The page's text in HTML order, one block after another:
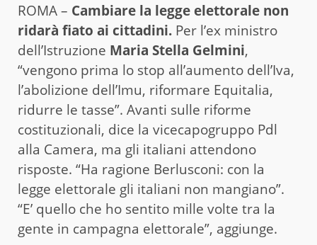
ROMA – Cambiare la legge elettorale non
ridarà fiato ai cittadini. Per l’ex ministro
dell’Istruzione Maria Stella Gelmini,
“vengono prima lo stop all’aumento dell’Iva,
l’abolizione dell’Imu, riformare Equitalia,
ridurre le tasse”. Avanti sulle riforme
costituzionali, dice la vicecapogruppo Pdl
alla Camera, ma gli italiani attendono
risposte. “Ha ragione Berlusconi: con la
legge elettorale gli italiani non mangiano”.
“E’ quello che ho sentito mille volte tra la
gente in campagna elettorale”, aggiunge.